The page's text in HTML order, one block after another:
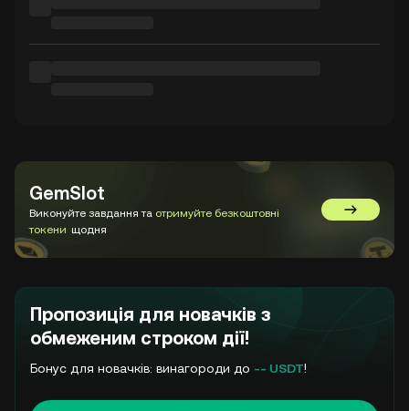
GemSlot
Виконуйте завдання та отримуйте безкоштовні
токени щодня
Перейти
Пропозиція для новачків з
обмеженим строком дії!
Бонус для новачків: винагороди до -- USDT!